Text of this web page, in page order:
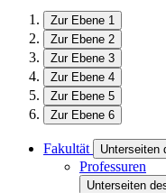
Zur Ebene 1
Zur Ebene 2
Zur Ebene 3
Zur Ebene 4
Zur Ebene 5
Zur Ebene 6
Fakultät Unterseiten
Professuren
Unterseiten